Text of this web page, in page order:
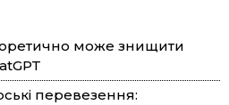
може знищити
перевезення: